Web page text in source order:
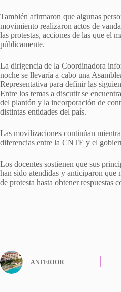
También afirmaron que algunas
movimiento realizaron actos de
las protestas, acciones de las que el
públicamente.
La dirigencia de la Coordinadora
noche se llevaría a cabo una
Representativa para definir las
Entre los temas a discutir se
del plantón y la incorporación de
distintas entidades del país.
Las movilizaciones continúan
diferencias entre la CNTE y el
Los docentes sostienen que sus
han sido atendidas y anticiparon que
de protesta hasta obtener respuestas
ANTERIOR